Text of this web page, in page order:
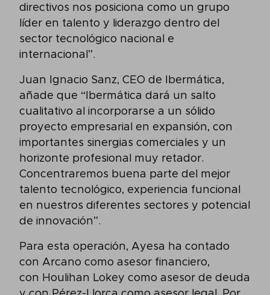
directivos nos posiciona como un grupo
líder en talento y liderazgo dentro del
sector tecnológico nacional e
internacional”.
Juan Ignacio Sanz, CEO de Ibermática,
añade que “Ibermática dará un salto
cualitativo al incorporarse a un sólido
proyecto empresarial en expansión, con
importantes sinergias comerciales y un
horizonte profesional muy retador.
Concentraremos buena parte del mejor
talento tecnológico, experiencia funcional
en nuestros diferentes sectores y potencial
de innovación”.
Para esta operación, Ayesa ha contado
con Arcano como asesor financiero,
con Houlihan Lokey como asesor de deuda